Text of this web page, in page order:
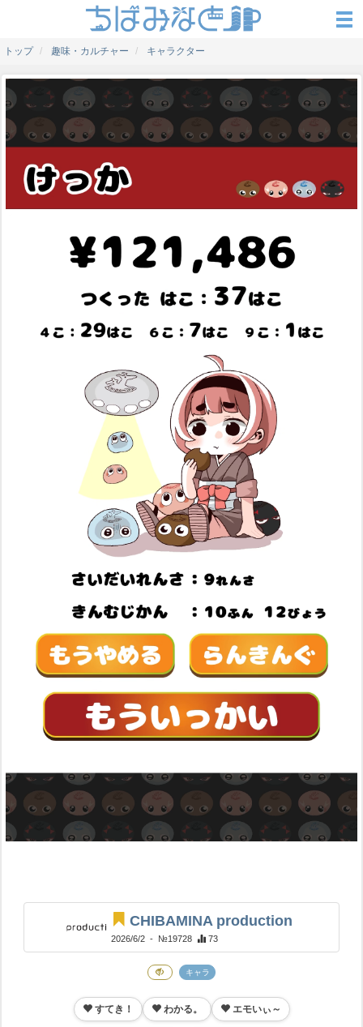
トップ 趣味・カルチャー キャラクター
CHIBAMINA production
2026/6/2 - №19728 73
キャラ
すてき！ わかる。 エモいぃ～